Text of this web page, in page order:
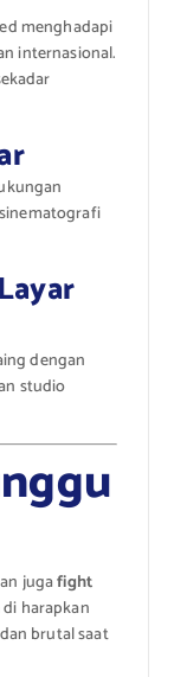
menghadapi
internasional.
dengan
studio
jugafight
harapkan
brutal saat